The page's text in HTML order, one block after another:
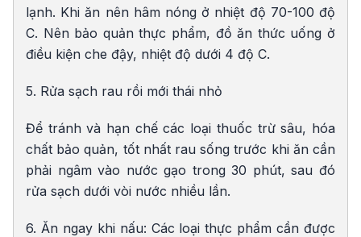
lạnh. Khi ăn nên hâm nóng ở nhiệt độ 70-100 độ
C. Nên bảo quản thực phẩm, đồ ăn thức uống ở
điều kiện che đậy, nhiệt độ dưới 4 độ C.
5. Rửa sạch rau rồi mới thái nhỏ
Để tránh và hạn chế các loại thuốc trừ sâu, hóa
chất bảo quản, tốt nhất rau sống trước khi ăn cần
phải ngâm vào nước gạo trong 30 phút, sau đó
rửa sạch dưới vòi nước nhiều lần.
6. Ăn ngay khi nấu: Các loại thực phẩm cần được